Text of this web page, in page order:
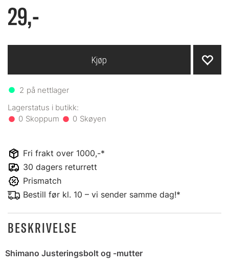
29,-
2 på nettlager
0 0
Kjøp
Fri frakt over 1000,-*
30 dagers returrett
Prismatch
Bestill før kl. 10 – vi sender samme dag!*
BESKRIVELSE
Shimano Justeringsbolt og -mutter